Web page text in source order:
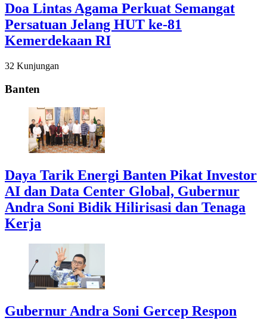
Doa Lintas Agama Perkuat Semangat
Persatuan Jelang HUT ke-81
Kemerdekaan RI
32 Kunjungan
Banten
Daya Tarik Energi Banten Pikat Investor
AI dan Data Center Global, Gubernur
Andra Soni Bidik Hilirisasi dan Tenaga
Kerja
Gubernur Andra Soni Gercep Respon